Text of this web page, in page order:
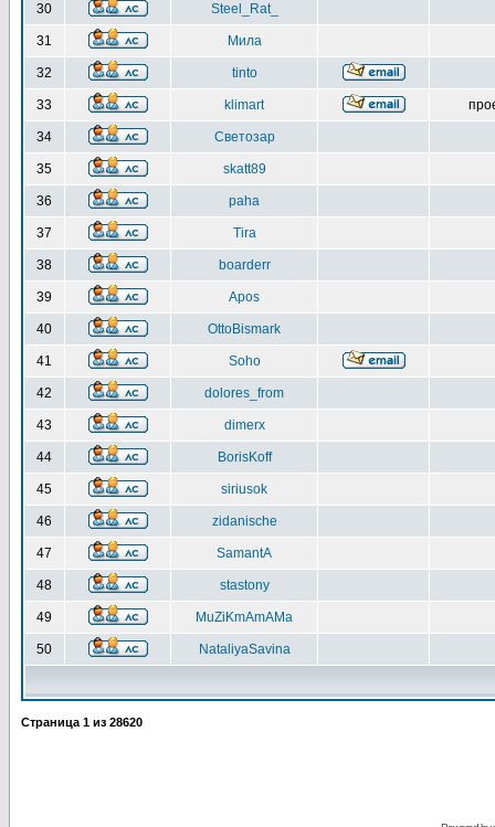
30 Steel_Rat_
31 Мила
32 tinto
33 klimart
34 Светозар
35 skatt89
36 paha
37 Tira
38 boarderr
39 Apos
40 OttoBismark
41 Soho
42 dolores_from
43 dimerx
44 BorisKoff
45 siriusok
46 zidanische
47 SamantA
48 stastony
49 MuZiKmAmAMa
50 NataliyaSavina
Страница 1 из 28620